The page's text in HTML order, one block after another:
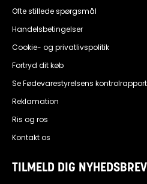
Ofte stillede spørgsmål
Handelsbetingelser
Cookie- og privatlivspolitik
Fortryd dit køb
Se Fødevarestyrelsens
Reklamation
Ris og ros
Kontakt os
TILMELD DIG NYHEDSBREV